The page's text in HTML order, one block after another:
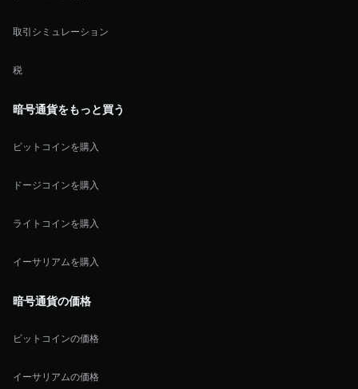
取引シミュレーション
税
暗号通貨をもっと買う
ビットコインを購入
ドージコインを購入
ライトコインを購入
イーサリアムを購入
暗号通貨の価格
ビットコインの価格
イーサリアムの価格